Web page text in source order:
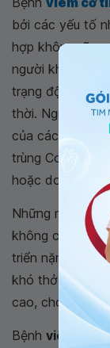
bởi các yếu tố
hợp không rõ
người khỏe
trạng đột tử
thời. Nguyên
của các loại
trùng Coxacki,
hoặc do hóa
Những người bị
không có dấu
triển nặng, dấu
khó thở, ho,
cao, chóng mặt...
Bệnh viêm cơ